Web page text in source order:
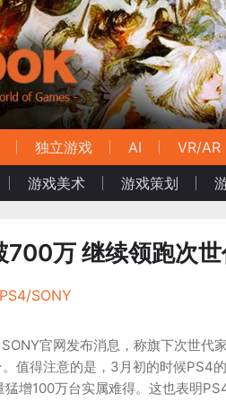
独立游戏 AI VR/AR
游戏美术 游戏策划
700万 继续领跑次
PS4/SONY
官网发布消息，称旗下次世代
值得注意的是，3月初的时候PS4
猛增100万台实属难得。这也表明